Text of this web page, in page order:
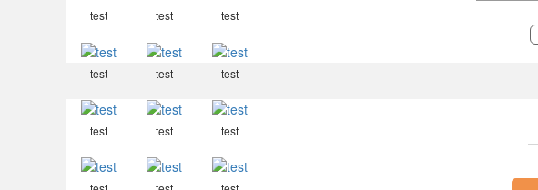
test test test
test test test
test test test